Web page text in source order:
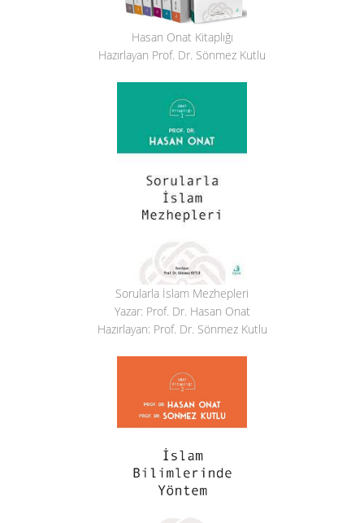
Hasan Onat Kitaplığı
Hazırlayan Prof. Dr. Sönmez Kutlu
Sorularla İslam Mezhepleri
Yazar: Prof. Dr. Hasan Onat
Hazırlayan: Prof. Dr. Sönmez Kutlu